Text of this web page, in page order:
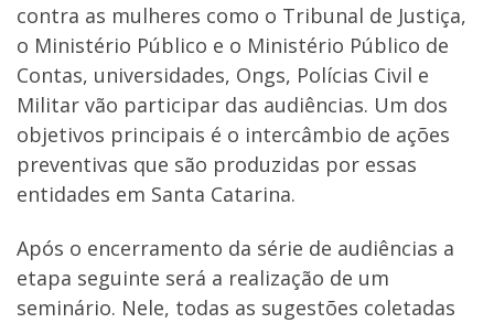
contra as mulheres como o Tribunal de Justiça,
o Ministério Público e o Ministério Público de
Contas, universidades, Ongs, Polícias Civil e
Militar vão participar das audiências. Um dos
objetivos principais é o intercâmbio de ações
preventivas que são produzidas por essas
entidades em Santa Catarina.
Após o encerramento da série de audiências a
etapa seguinte será a realização de um
seminário. Nele, todas as sugestões coletadas